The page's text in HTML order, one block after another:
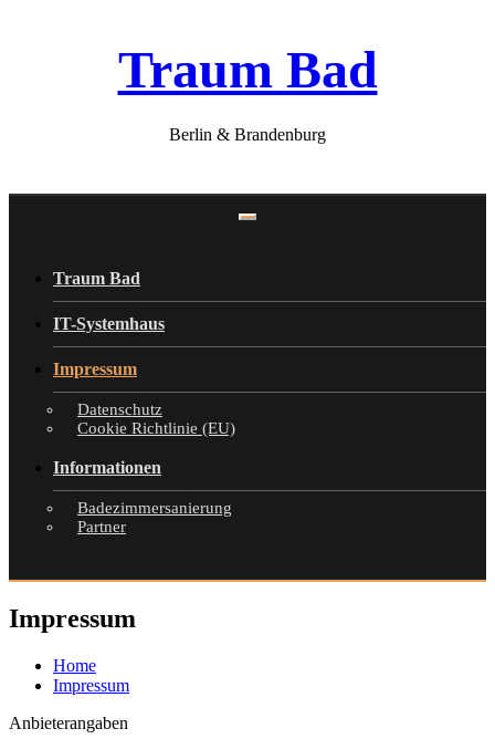
Traum Bad
Berlin & Brandenburg
Traum Bad
IT-Systemhaus
Impressum
Datenschutz
Cookie Richtlinie (EU)
Informationen
Badezimmersanierung
Partner
Impressum
Home
Impressum
Anbieterangaben